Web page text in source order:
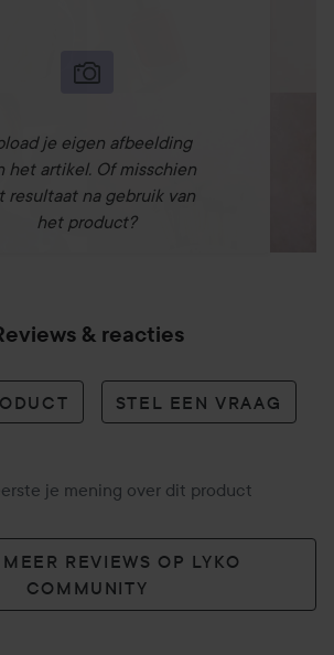
je eigen afbeelding
het artikel. Of misschien
resultaat na gebruik van
het product?
& reacties
STEL EEN VRAAG
je mening over dit product
REVIEWS OP LYKO
COMMUNITY